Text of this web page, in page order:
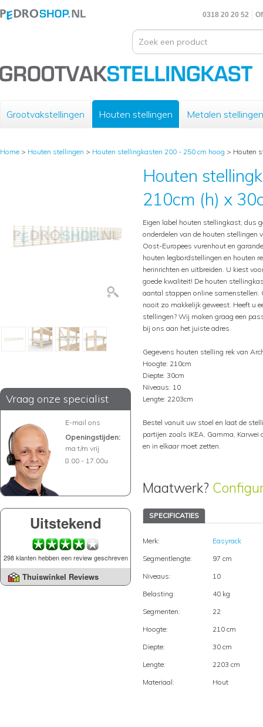
0318 20 20 52
Grootvakstellingen Houten stellingen Metalen stellingen
Home > Houten stellingen > Houten stellingkasten 200 - 250 cm hoog > Houten
Vraag onze specialist
E-mail ons
Openingstijden:
ma t/m vrij
8.00 - 17.00u
Uitstekend
298 klanten hebben een review geschreven
Thuiswinkel Reviews
Houten
210cm (h) x
Eigen label houten stellingkast, dus
onderdelen van de houten stellingen
Oost-Europees vurenhout en
houten legbordstellingen en houten
herinrichten en uitbreiden. U kiest
goede kwaliteit! De houten
aantal stappen online
nooit zo makkelijk geweest. Heeft u
stellingen? Wij maken graag een
bij ons aan het juiste adres.
Gegevens houten stelling rek van
Hoogte: 210cm
Diepte: 30cm
Niveaus: 10
Lengte: 2203cm
Bestel vanuit uw stoel en laat de
partijen zoals IKEA, Gamma,
en in elkaar moet zetten.
Maatwerk?
SPECIFICATIES
Merk:
Easyrack
Segmentlengte:
97 cm
Niveaus:
10
Belasting:
40 kg
Segmenten:
22
Hoogte:
210 cm
Diepte:
30 cm
Lengte:
2203 cm
Materiaal:
Hout